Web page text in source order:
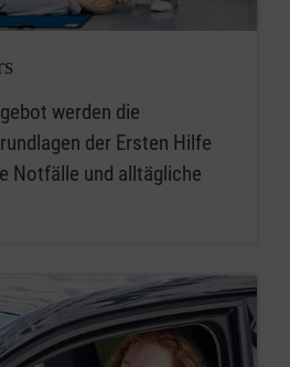
werden die
der Ersten Hilfe
Notfälle und alltägliche